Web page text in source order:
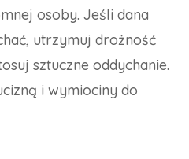
osoby. Jeśli dana
utrzymuj drożność
sztuczne oddychanie.
i wymiociny do